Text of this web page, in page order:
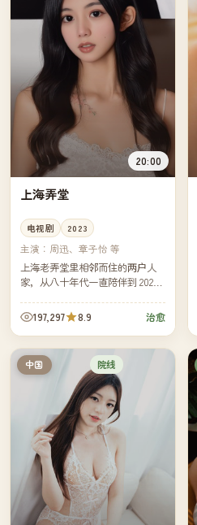
20:00
上海弄堂
电视剧 2023
主演： 周迅、章子怡 等
上海老弄堂里相邻而住的两户人
家，从八十年代一直陪伴到 2020
十年——同一只老门牌，看着两
家人各自的离散与重逢。
197,297 8.9 治愈
中国 院线